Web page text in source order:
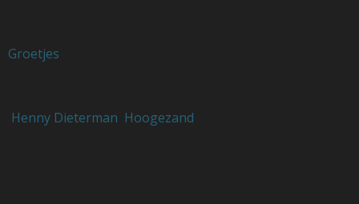
Groetjes
Henny Dieterman Hoogezand